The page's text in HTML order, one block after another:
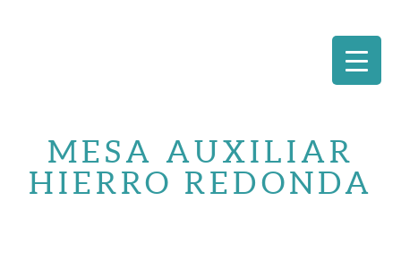
MESA AUXILIAR
HIERRO REDONDA